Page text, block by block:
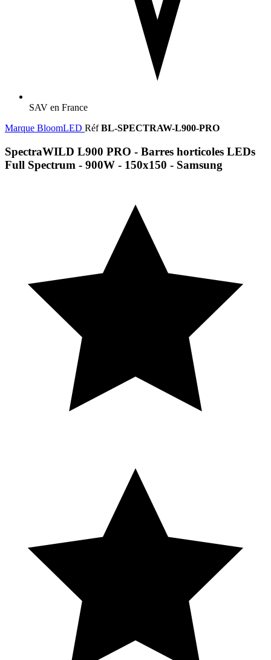
SAV en France
Marque BloomLED RéfBL-SPECTRAW-L900-PRO
SpectraWILD L900 PRO - Barres horticoles LEDs
Full Spectrum - 900W - 150x150 - Samsung